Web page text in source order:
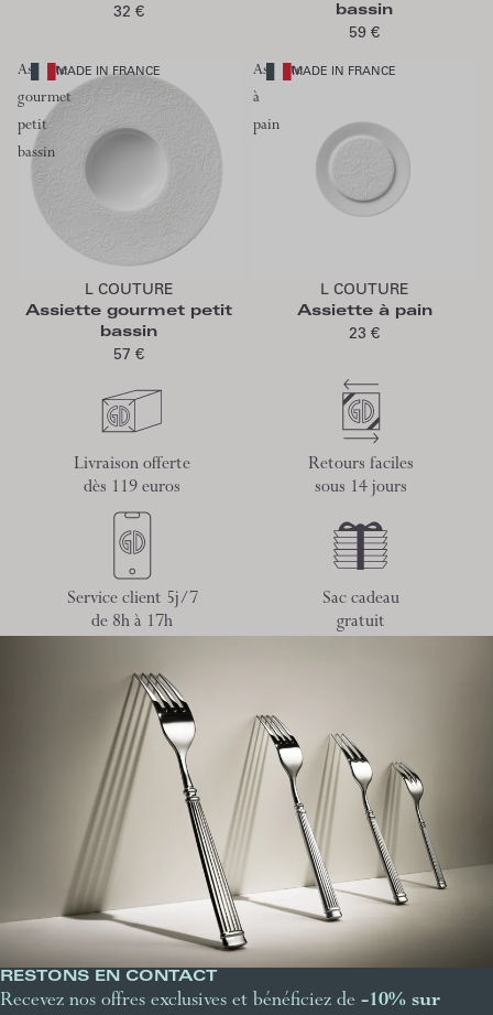
32 €
bassin
59 €
Assiette
gourmet
petit
bassin
MADE IN FRANCE
Ajouter au panier
L COUTURE
Assiette gourmet petit
bassin
57 €
Assiette
à
pain
MADE IN FRANCE
L COUTURE
Assiette à pain
23 €
Livraison offerte
dès 119 euros
Retours faciles
sous 14 jours
Service client 5j/7
de 8h à 17h
Sac cadeau
gratuit
RESTONS EN CONTACT
Recevez nos offres exclusives et bénéficiez de -10% sur